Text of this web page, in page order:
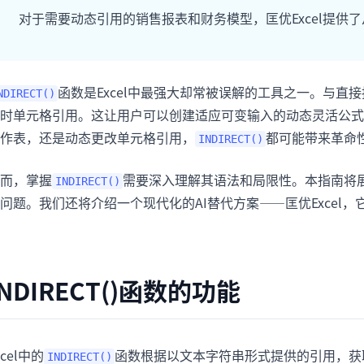
项目
用于看板、KPI复盘和经营分析。
快速入门
对于需要动态引用的销售报表和财务模型，匡优Excel提供
函数是Excel中最强大却常被误解的工具之一。与直
单元格引用。这让用户可以创建适应可变输入的动态灵活公
表，还是动态更改单元格引用，
INDIRECT() 都可能带来革命
，掌握 INDIRECT() 需要深入理解其语法和局限性。本指南将
题。我们还将介绍一个现代化的AI替代方案——匡优Excel，
函数的功能
中的 INDIRECT() 函数根据以文本字符串形式提供的引用，